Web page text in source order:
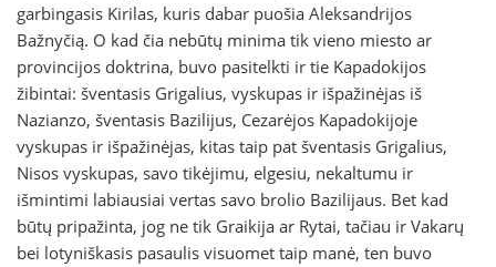
garbingasis Kirilas, kuris dabar puošia Aleksandrijos
Bažnyčią. O kad čia nebūtų minima tik vieno miesto ar
provincijos doktrina, buvo pasitelkti ir tie Kapadokijos
žibintai: šventasis Grigalius, vyskupas ir išpažinėjas iš
Nazianzo, šventasis Bazilijus, Cezarėjos Kapadokijoje
vyskupas ir išpažinėjas, kitas taip pat šventasis Grigalius,
Nisos vyskupas, savo tikėjimu, elgesiu, nekaltumu ir
išmintimi labiausiai vertas savo brolio Bazilijaus. Bet kad
būtų pripažinta, jog ne tik Graikija ar Rytai, tačiau ir Vakarų
bei lotyniškasis pasaulis visuomet taip manė, ten buvo